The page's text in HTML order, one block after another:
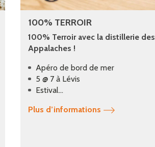
100% TERROIR
100% Terroir avec la distillerie des
Appalaches !
Apéro de bord de mer
5 @ 7 à Lévis
Estival...
Plus d’informations